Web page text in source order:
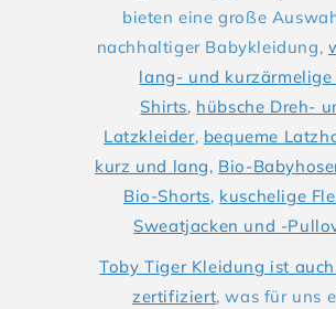
bieten eine große
nachhaltiger Babykleidung,
lang- und kurzärmelige
Shirts, hübsche Dreh-
Latzkleider, bequeme
kurz und lang, Bio-
Bio-Shorts, kuschelige
Sweatjacken und -
Toby Tiger Kleidung ist auch
zertifiziert, was für uns